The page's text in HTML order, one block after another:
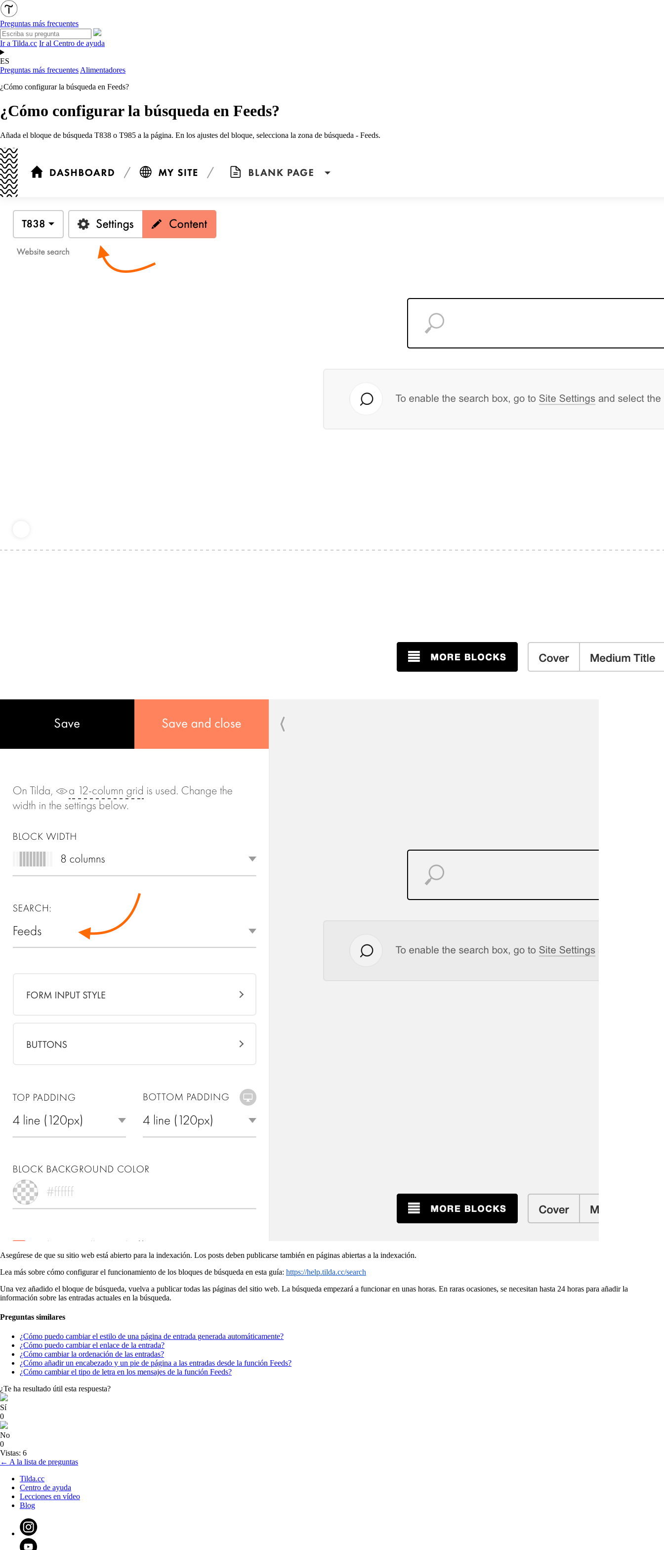
Preguntas más frecuentes
Ir a Tilda.cc Ir al Centro de ayuda
ES
Preguntas más frecuentes Alimentadores
¿Cómo configurar la búsqueda en Feeds?
¿Cómo configurar la búsqueda en Feeds?
Añada el bloque de búsqueda T838 o T985 a la página. En los ajustes del bloque, selecciona la zona de búsqueda - Feeds.
Asegúrese de que su sitio web está abierto para la indexación. Los posts deben publicarse también en páginas abiertas a la indexación.
Lea más sobre cómo configurar el funcionamiento de los bloques de búsqueda en esta guía: https://help.tilda.cc/search
Una vez añadido el bloque de búsqueda, vuelva a publicar todas las páginas del sitio web. La búsqueda empezará a funcionar en unas horas. En raras ocasiones, se necesitan hasta 24 horas para añadir la
información sobre las entradas actuales en la búsqueda.
Preguntas similares
¿Cómo puedo cambiar el estilo de una página de entrada generada automáticamente?
¿Cómo puedo cambiar el enlace de la entrada?
¿Cómo cambiar la ordenación de las entradas?
¿Cómo añadir un encabezado y un pie de página a las entradas desde la función Feeds?
¿Cómo cambiar el tipo de letra en los mensajes de la función Feeds?
¿Te ha resultado útil esta respuesta?
Sí
0
No
0
Vistas: 6
← A la lista de preguntas
Tilda.cc
Centro de ayuda
Lecciones en vídeo
Blog